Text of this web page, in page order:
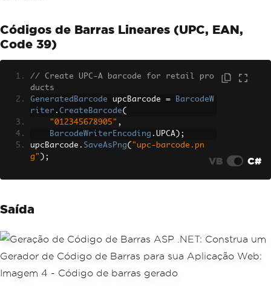
Códigos de Barras Lineares (UPC, EAN,
Code 39)
// Create UPC-A barcode for retail pro
ducts
GeneratedBarcode upcBarcode =
BarcodeW
riter . CreateBarcode(
"012345678905" ,
BarcodeWriterEncoding . UPCA );
upcBarcode . SaveAsPng( "upc-barcode.pn
g" ); VB C#
Saída